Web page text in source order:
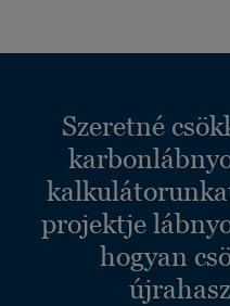
Szeretné
projektje
hogyan